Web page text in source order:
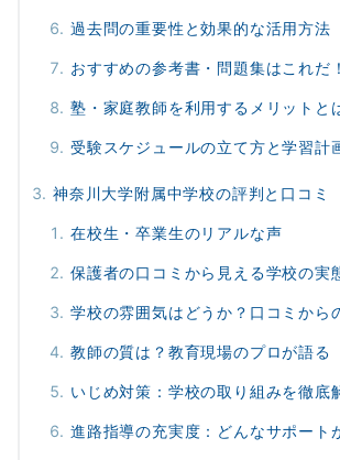
過去問の重要性と効果的な活用方法
おすすめの参考書・問題集はこれだ！
塾・家庭教師を利用するメリットと
受験スケジュールの立て方と学習計
神奈川大学附属中学校の評判と口コミ
在校生・卒業生のリアルな声
保護者の口コミから見える学校の実
学校の雰囲気はどうか？口コミから
教師の質は？教育現場のプロが語る
いじめ対策：学校の取り組みを徹底
進路指導の充実度：どんなサポート